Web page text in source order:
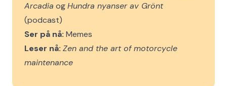
Arcadia ogHundra nyanser av Grönt
(podcast)
Ser på nå: Memes
Leser nå: Zen and the art of motorcycle
maintenance